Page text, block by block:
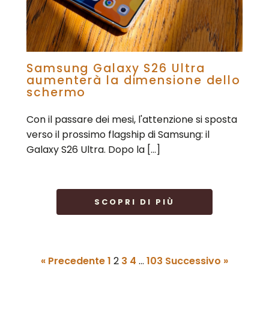
Samsung Galaxy S26 Ultra
aumenterà la dimensione dello
schermo
Con il passare dei mesi, l'attenzione si sposta
verso il prossimo flagship di Samsung: il
Galaxy S26 Ultra. Dopo la […]
SCOPRI DI PIÙ
« Precedente1 2 3 4 … 103 Successivo »